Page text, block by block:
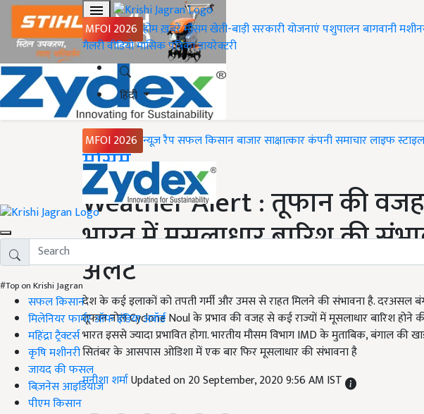
MFOI 2026 होमख़बरेंमौसमखेती-बाड़ीसरकारी योजनाएंपशुपालनबागवानी
गैलरीवीडियोमासिक पत्रिकाडायरेक्टरी
हिंदी
MFOI 2026 न्यूज़ रैपसफल किसानबाजारसाक्षात्कारकंपनी समाचारलाइफ स्टाइल
#Top on Krishi Jagran
सफल किसान
मिलेनियर फार्मर ऑफ इंडिया अवॉर्ड
महिंद्रा ट्रैक्टर्स
कृषि मशीनरी
जायद की फसल
बिज़नेस आइडियाज
पीएम किसान
Home
मौसम
Weather Alert : तूफान की
भारत में मूसलाधार बारिश की
अलर्ट
देश के कई इलाकों को तपती गर्मी और उमस से राहत मिलने की संभावना है. दरअसल
तूफान नोल Cyclone Noul के प्रभाव की वजह से कई राज्यों में मूसलाधार बारिश होने
भारत इससे ज्यादा प्रभावित होगा. भारतीय मौसम विभाग IMD के मुताबिक, बंगाल की
सितंबर के आसपास ओडिशा में एक बार फिर मूसलाधार की संभावना है
मनीशा शर्माUpdated on 20 September, 2020 9:56 AM IST